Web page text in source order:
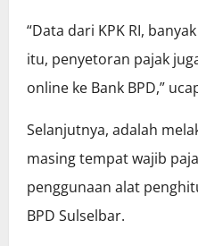
“Data dari KPK RI,
itu, penyetoran pajak
online ke Bank BPD,”
Selanjutnya, adalah
masing tempat wajib
penggunaan alat
BPD Sulselbar.